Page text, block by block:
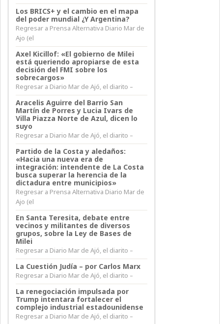
Los BRICS+ y el cambio en el mapa
del poder mundial ¿Y Argentina?
Regresar a Prensa Alternativa Diario Mar de
Ajo (el
Axel Kicillof: «El gobierno de Milei
está queriendo apropiarse de esta
decisión del FMI sobre los
sobrecargos»
Regresar a Diario Mar de Ajó, el diarito –
Aracelis Aguirre del Barrio San
Martín de Porres y Lucia Ivars de
Villa Piazza Norte de Azul, dicen lo
suyo
Regresar a Diario Mar de Ajó, el diarito –
Partido de la Costa y aledaños:
«Hacia una nueva era de
integración: intendente de La Costa
busca superar la herencia de la
dictadura entre municipios»
Regresar a Prensa Alternativa Diario Mar de
Ajo (el
En Santa Teresita, debate entre
vecinos y militantes de diversos
grupos, sobre la Ley de Bases de
Milei
Regresar a Diario Mar de Ajó, el diarito –
La Cuestión Judía – por Carlos Marx
Regresar a Diario Mar de Ajó, el diarito –
La renegociación impulsada por
Trump intentara fortalecer el
complejo industrial estadounidense
Regresar a Diario Mar de Ajó, el diarito –